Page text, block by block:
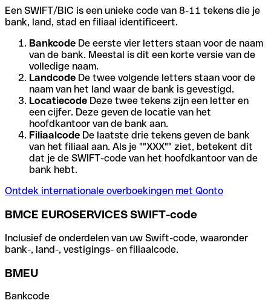
Een SWIFT/BIC is een unieke code van 8-11 tekens die je
bank, land, stad en filiaal identificeert.
Bankcode De eerste vier letters staan voor de naam
van de bank. Meestal is dit een korte versie van de
volledige naam.
Landcode De twee volgende letters staan voor de
naam van het land waar de bank is gevestigd.
Locatiecode Deze twee tekens zijn een letter en
een cijfer. Deze geven de locatie van het
hoofdkantoor van de bank aan.
Filiaalcode De laatste drie tekens geven de bank
van het filiaal aan. Als je ""XXX"" ziet, betekent dit
dat je de SWIFT-code van het hoofdkantoor van de
bank hebt.
Ontdek internationale overboekingen met Qonto
BMCE EUROSERVICES SWIFT-code
Inclusief de onderdelen van uw Swift-code, waaronder
bank-, land-, vestigings- en filiaalcode.
BMEU
Bankcode